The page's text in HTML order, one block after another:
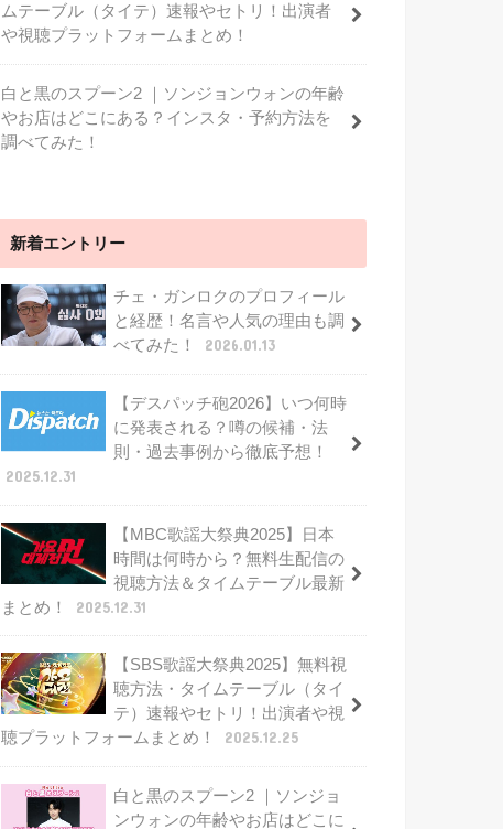
ムテーブル（タイテ）速報やセトリ！出演者
や視聴プラットフォームまとめ！
白と黒のスプーン2 ｜ソンジョンウォンの年齢
やお店はどこにある？インスタ・予約方法を
調べてみた！
新着エントリー
チェ・ガンロクのプロフィール
と経歴！名言や人気の理由も調
べてみた！
2026.01.13
【デスパッチ砲2026】いつ何時
に発表される？噂の候補・法
則・過去事例から徹底予想！
2025.12.31
【MBC歌謡大祭典2025】日本
時間は何時から？無料生配信の
視聴方法＆タイムテーブル最新
まとめ！
2025.12.31
【SBS歌謡大祭典2025】無料視
聴方法・タイムテーブル（タイ
テ）速報やセトリ！出演者や視
聴プラットフォームまとめ！
2025.12.25
白と黒のスプーン2 ｜ソンジョ
ンウォンの年齢やお店はどこに